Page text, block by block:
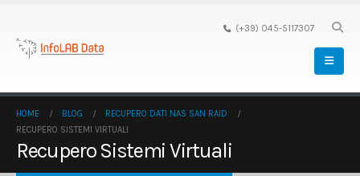
(+39) 045-5117307
HOME BLOG
RECUPERO DATI NAS SAN RAID
RECUPERO SISTEMI VIRTUALI
Recupero Sistemi Virtuali